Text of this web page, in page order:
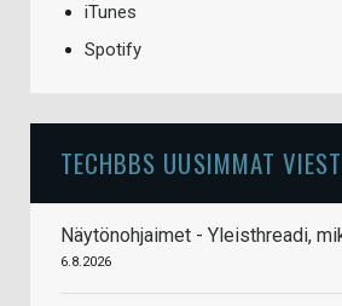
iTunes
Spotify
TECHBBS UUSIMMAT
Näytönohjaimet - Yleisthreadi,
6.8.2026